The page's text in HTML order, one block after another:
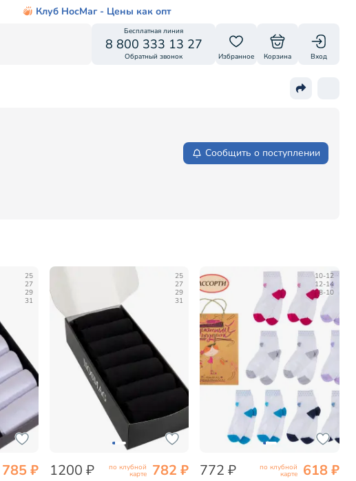
Клуб НосМаг - Цены как опт
Бесплатная линия
8 800 333 13 27
Обратный звонок Избранное Корзина Вход
Сообщить о поступлении
25
27
29
31
785 ₽
25
27
29
31
1200 ₽ по клубной
карте 782 ₽
10-12
12-14
8-10
772 ₽ по клубной
карте 618 ₽